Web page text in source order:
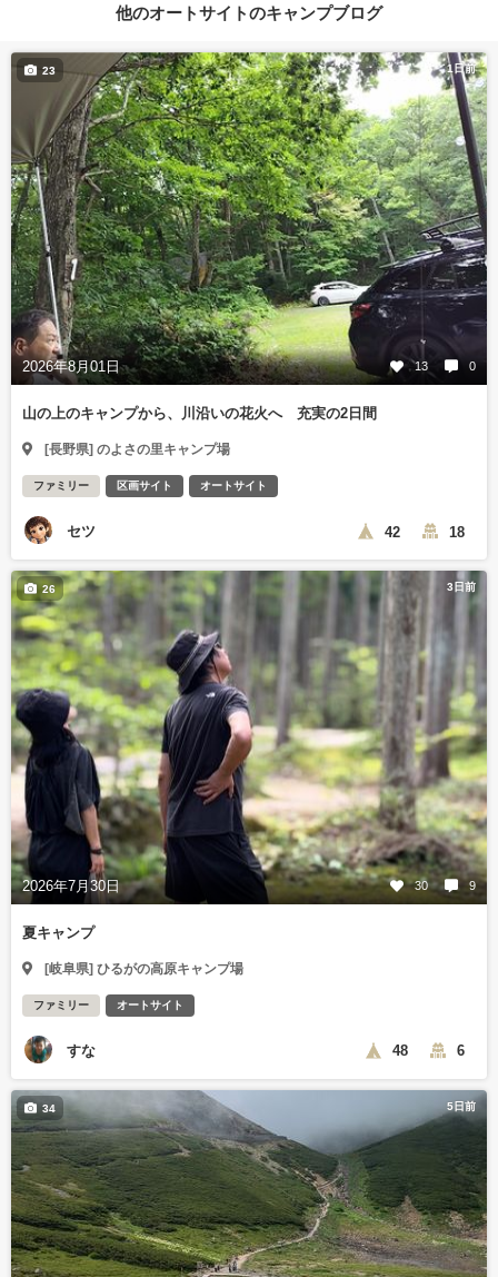
他のオートサイトのキャンプブログ
1日前
2026年8月01日 13 0
23
山の上のキャンプから、川沿いの花火へ 充実の2日間
[長野県] のよさの里キャンプ場
ファミリー 区画サイト オートサイト
セツ 42 18
3日前
2026年7月30日 30 9
26
夏キャンプ
[岐阜県] ひるがの高原キャンプ場
ファミリー オートサイト
すな 48 6
5日前
34